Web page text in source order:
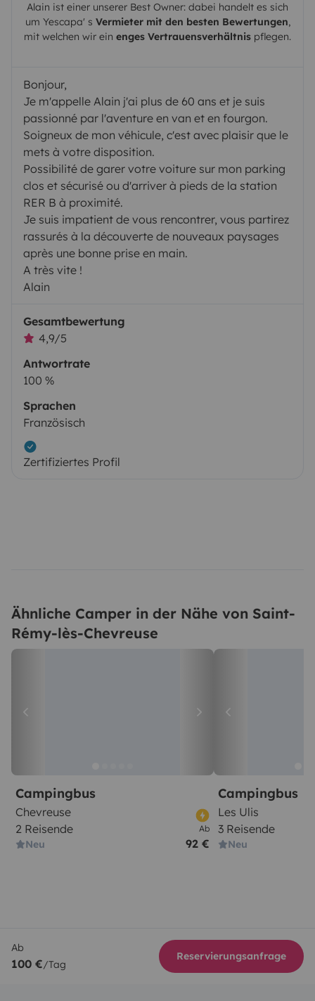
Alain ist einer unserer Best Owner: dabei handelt es sich
um Yescapa' s Vermieter mit den besten Bewertungen,
mit welchen wir ein enges Vertrauensverhältnis pflegen.
Bonjour,
Je m'appelle Alain j'ai plus de 60 ans et je suis
passionné par l'aventure en van et en fourgon.
Soigneux de mon véhicule, c'est avec plaisir que le
mets à votre disposition.
Possibilité de garer votre voiture sur mon parking
clos et sécurisé ou d'arriver à pieds de la station
RER B à proximité.
Je suis impatient de vous rencontrer, vous partirez
rassurés à la découverte de nouveaux paysages
après une bonne prise en main.
A très vite !
Alain
Gesamtbewertung
4,9/5
Antwortrate
100 %
Sprachen
Französisch
Zertifiziertes Profil
Ähnliche Camper in der Nähe von Saint-
Rémy-lès-Chevreuse
Campingbus
Chevreuse
2 Reisende
Neu
Ab
92 €
Campingbus
Les Ulis
3 Reisende
Neu
Ab
100 €/Tag
Reservierungsanfrage